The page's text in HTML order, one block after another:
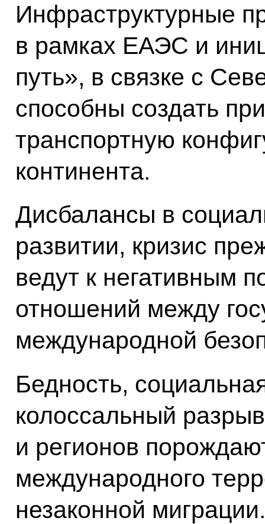
Инфраструктурные
в рамках ЕАЭС и
путь», в связке с
способны создать
транспортную
континента.
Дисбалансы в
развитии, кризис
ведут к негативным
отношений между
международной
Бедность,
колоссальный
и регионов
международного
незаконной миграции.